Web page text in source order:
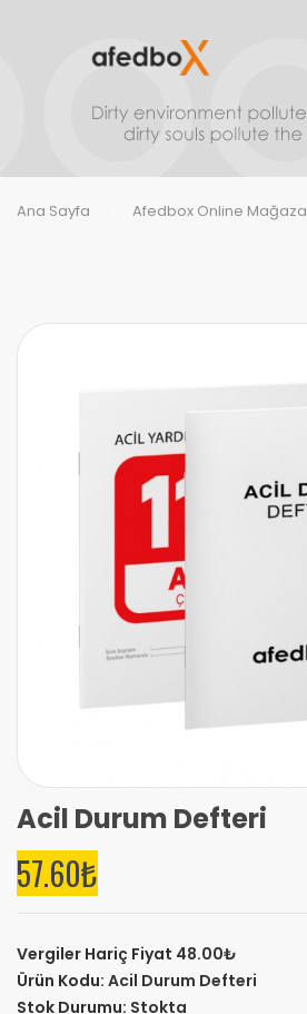
Ana Sayfa Afedbox Online Mağaza
Acil Durum Defteri
57.60₺
Vergiler Hariç Fiyat 48.00₺
Ürün Kodu: Acil Durum Defteri
Stok Durumu: Stokta